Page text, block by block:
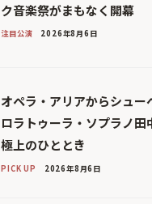
ク音楽祭がまもなく開幕
注目公演 2026年8月6日
オペラ・アリアからシュー
ロラトゥーラ・ソプラノ田
極上のひととき
PICK UP 2026年8月6日